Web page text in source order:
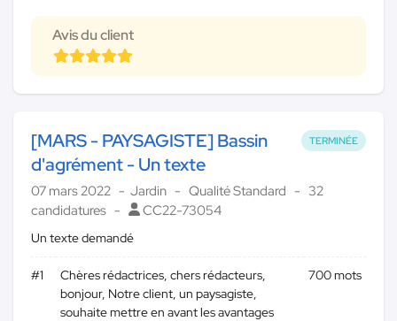
Avis du client
TERMINÉE
[MARS - PAYSAGISTE] Bassin
d'agrément - Un texte
07 mars 2022 Jardin Qualité Standard
32
candidatures
CC22-73054
Un texte demandé
#1
Chères rédactrices, chers rédacteurs,
bonjour, Notre client, un paysagiste,
souhaite mettre en avant les avantages
700 mots